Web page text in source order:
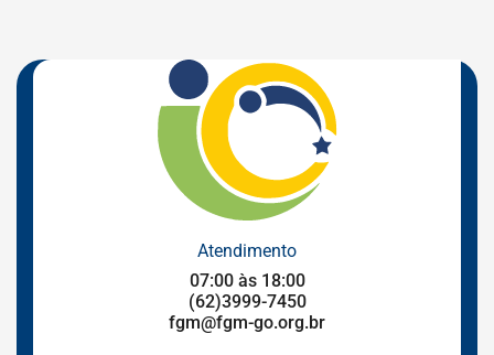
Atendimento
07:00 às 18:00
(62)3999-7450
fgm@fgm-go.org.br